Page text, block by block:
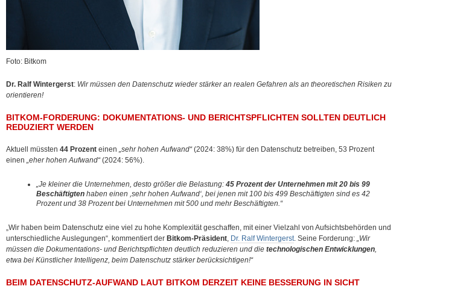
Foto: Bitkom
Dr. Ralf Wintergerst: Wir müssen den Datenschutz wieder stärker an realen Gefahren als an theoretischen Risiken zu
orientieren!
BITKOM-FORDERUNG: DOKUMENTATIONS- UND BERICHTSPFLICHTEN SOLLTEN DEUTLICH
REDUZIERT WERDEN
Aktuell müssten 44 Prozent einen „sehr hohen Aufwand“(2024: 38%) für den Datenschutz betreiben, 53 Prozent
einen „eher hohen Aufwand“(2024: 56%).
„Je kleiner die Unternehmen, desto größer die Belastung: 45 Prozent der Unternehmen mit 20 bis 99
Beschäftigten haben einen ,sehr hohen Aufwand‘, bei jenen mit 100 bis 499 Beschäftigten sind es 42
Prozent und 38 Prozent bei Unternehmen mit 500 und mehr Beschäftigten.“
„Wir haben beim Datenschutz eine viel zu hohe Komplexität geschaffen, mit einer Vielzahl von Aufsichtsbehörden und
unterschiedliche Auslegungen“, kommentiert der Bitkom-Präsident, Dr. Ralf Wintergerst. Seine Forderung: „Wir
müssen die Dokumentations- und Berichtspflichten deutlich reduzieren und die technologischen Entwicklungen,
etwa bei Künstlicher Intelligenz, beim Datenschutz stärker berücksichtigen!“
BEIM DATENSCHUTZ-AUFWAND LAUT BITKOM DERZEIT KEINE BESSERUNG IN SICHT